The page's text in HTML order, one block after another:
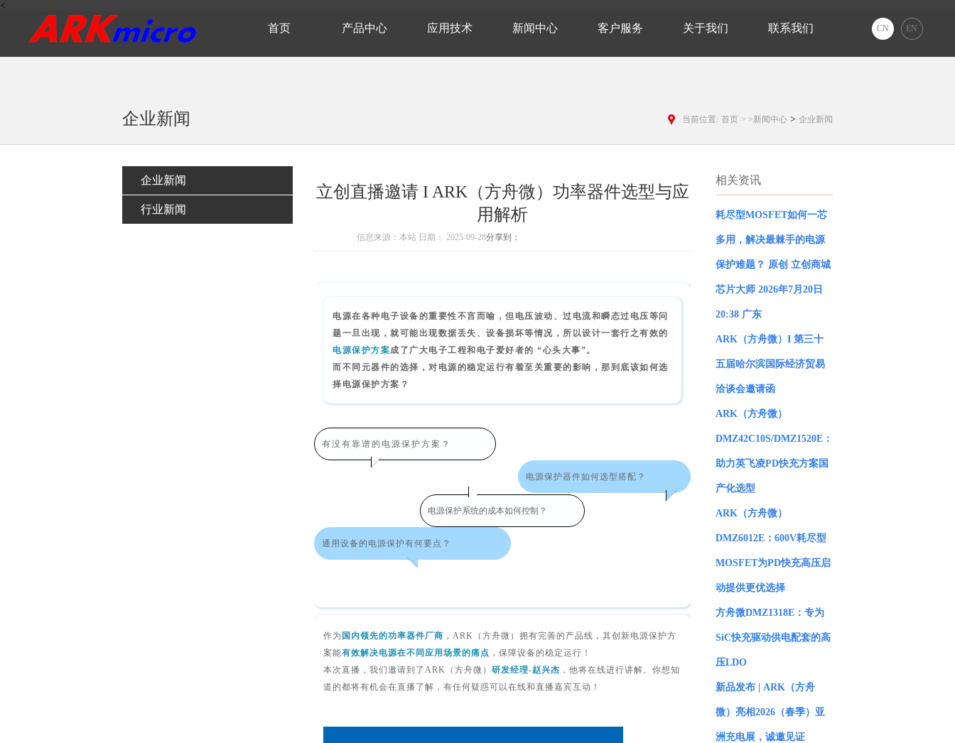
首页 产品中心 应用技术 新闻中心 客户服务 关于我们 联系我们 CN EN
<
企业新闻 当前位置: 首页 > >新闻中心 > 企业新闻
企业新闻
行业新闻
立创直播邀请 I ARK（方舟微）功率器件选型与应
用解析
信息来源：本站 日期： 2025-09-28分享到：
电源在各种电子设备的重要性不言而喻，但电压波动、过电流和瞬态过电压等问
题一旦出现，就可能出现数据丢失、设备损坏等情况，所以设计一套行之有效的
电源保护方案成了广大电子工程和电子爱好者的 “心头大事”。
而不同元器件的选择，对电源的稳定运行有着至关重要的影响，那到底该如何选
择电源保护方案？
有没有靠谱的电源保护方案 ？
电源保护器件如何选型搭配？
电源保护系统的成本如何控制？
通用设备的电源保护有何要点？
作为 国内领先的功率器件厂商 ，ARK（方舟微）拥有完善的产品线，其创新电源保护方
案能有效解决电源在不同应用场景的痛点 ，保障设备的稳定运行！
本次直播，我们邀请到了ARK（方舟微） 研发经理-赵兴杰 ，他将在线进行讲解。你想知
道的都将有机会在直播了解，有任何疑惑可以在线和直播嘉宾互动！
相关资讯
耗尽型MOSFET如何一芯
多用，解决最棘手的电源
保护难题？ 原创 立创商城
芯片大师 2026年7月20日
20:38 广东
ARK（方舟微）I 第三十
五届哈尔滨国际经济贸易
洽谈会邀请函
ARK（方舟微）
DMZ42C10S/DMZ1520E：
助力英飞凌PD快充方案国
产化选型
ARK（方舟微）
DMZ6012E：600V耗尽型
MOSFET为PD快充高压启
动提供更优选择
方舟微DMZ1318E：专为
SiC快充驱动供电配套的高
压LDO
新品发布 | ARK（方舟
微）亮相2026（春季）亚
洲充电展，诚邀见证